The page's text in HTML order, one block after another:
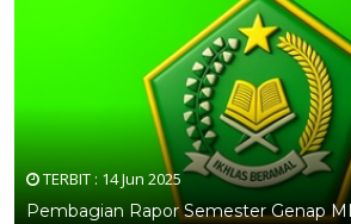
TERBIT : 14 Jun 2025
Pembagian Rapor Semester Genap